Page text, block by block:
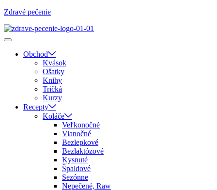
Zdravé pečenie
Obchod
Kvások
Ošatky
Knihy
Tričká
Kurzy
Recepty
Koláče
Veľkonočné
Vianočné
Bezlepkové
Bezlaktózové
Kysnuté
Špaldové
Sezónne
Nepečené, Raw